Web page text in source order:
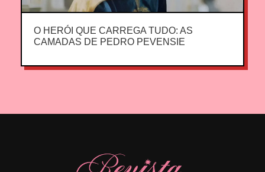
O HERÓI QUE CARREGA TUDO: AS
CAMADAS DE PEDRO PEVENSIE